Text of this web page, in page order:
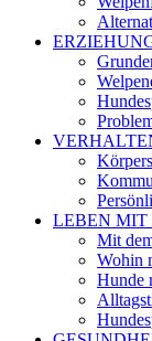
LEBEN MIT
Mit
Wohin
Hunde